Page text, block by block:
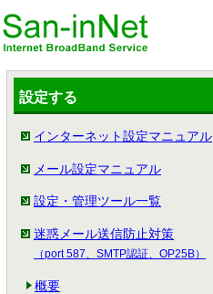
設定する
インターネット設定マニュアル
メール設定マニュアル
設定・管理ツール一覧
迷惑メール送信防止対策
（port 587、SMTP認証、OP25B）
概要